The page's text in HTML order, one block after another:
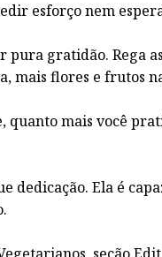
esforço nem
pura gratidão. Rega
mais flores e frutos
quanto mais você
dedicação. Ela é